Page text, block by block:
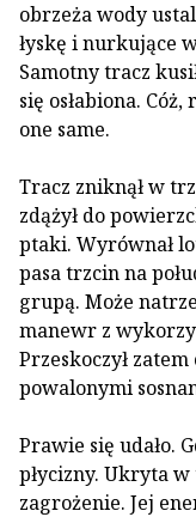
obrzeża wody
łyskę i nurkujące
Samotny tracz
się osłabiona.
one same.
Tracz zniknął w
zdążył do
ptaki. Wyrównał
pasa trzcin na
grupą. Może
manewr z
Przeskoczył
powalonymi
Prawie się udało.
płycizny. Ukryta
zagrożenie. Jej